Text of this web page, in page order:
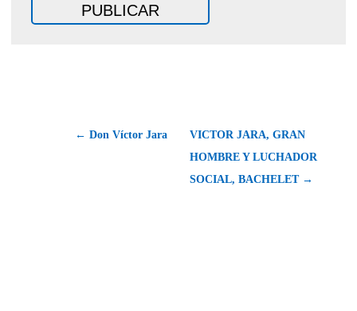
← Don Víctor Jara
VICTOR JARA, GRAN
HOMBRE Y LUCHADOR
SOCIAL, BACHELET →